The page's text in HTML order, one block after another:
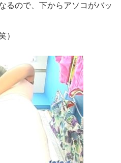
るので、下からアソコがバッ
）